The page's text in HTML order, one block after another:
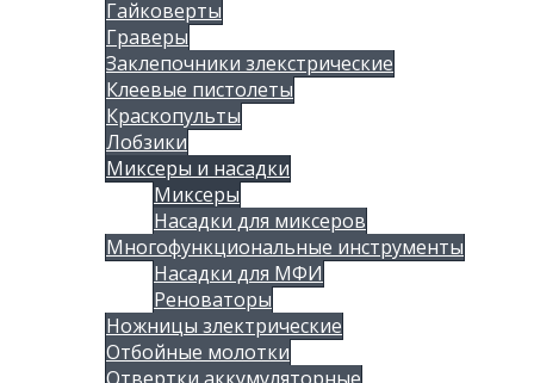
Гайковерты
Граверы
Заклепочники злекстрические
Клеевые пистолеты
Краскопульты
Лобзики
Миксеры и насадки
Миксеры
Насадки для миксеров
Многофункциональные инструменты
Насадки для МФИ
Реноваторы
Ножницы злектрические
Отбойные молотки